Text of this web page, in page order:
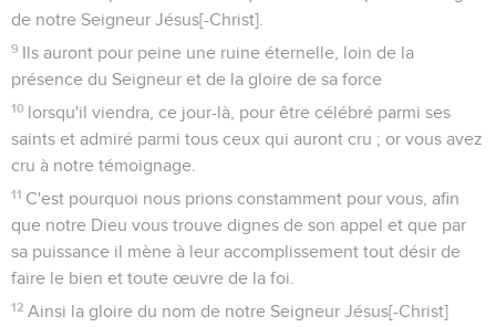
de notre Seigneur Jésus[-Christ].
9 Ils auront pour peine une ruine éternelle, loin de la
présence du Seigneur et de la gloire de sa force
10 lorsqu'il viendra, ce jour-là, pour être célébré parmi ses
saints et admiré parmi tous ceux qui auront cru ; or vous avez
cru à notre témoignage.
11 C'est pourquoi nous prions constamment pour vous, afin
que notre Dieu vous trouve dignes de son appel et que par
sa puissance il mène à leur accomplissement tout désir de
faire le bien et toute œuvre de la foi.
12 Ainsi la gloire du nom de notre Seigneur Jésus[-Christ]